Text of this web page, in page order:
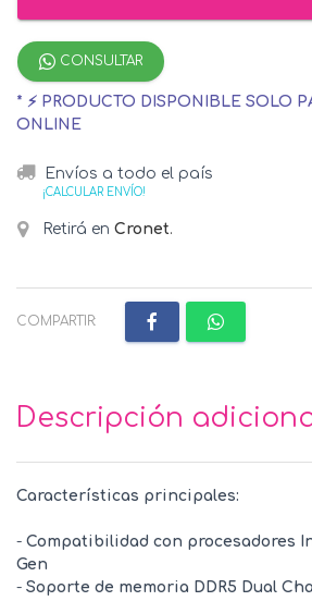
CONSULTAR
* ⚡ PRODUCTO DISPONIBLE SOLO
ONLINE
Envíos a todo el país
¡CALCULAR ENVÍO!
Retirá en Cronet.
COMPARTIR:
Descripción
Características principales:
- Compatibilidad con procesadores
Gen
- Soporte de memoria DDR5 Dual